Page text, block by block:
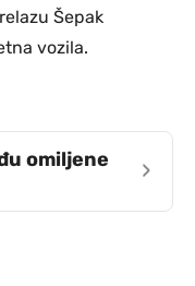
Šepak
vozila.
omiljene
›